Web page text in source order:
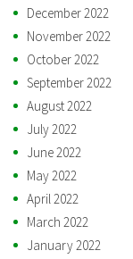
December 2022
November 2022
October 2022
September 2022
August 2022
July 2022
June 2022
May 2022
April 2022
March 2022
January 2022